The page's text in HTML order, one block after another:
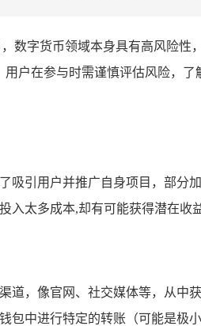
数字货币领域本身具有高风险性
户在参与时需谨慎评估风险，
吸引用户并推广自身项目，部分
入太多成本,却有可能获得潜在收
道，像官网、社交媒体等，从中
中进行特定的转账（可能是极